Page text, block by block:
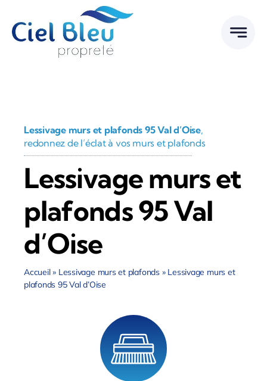
contenu
Lessivage murs et plafonds 95 Val d’Oise,
redonnez de l’éclat à vos murs et plafonds
Lessivage murs et
plafonds 95 Val
d’Oise
Accueil» Lessivage murs et plafonds» Lessivage murs et
plafonds 95 Val d’Oise